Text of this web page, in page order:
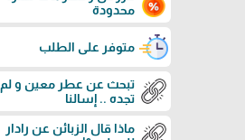
محدودة
متوفر على الطلب
تبحث عن عطر معين و لم
تجده .. إسالنا
ماذا قال الزبائن عن رادار